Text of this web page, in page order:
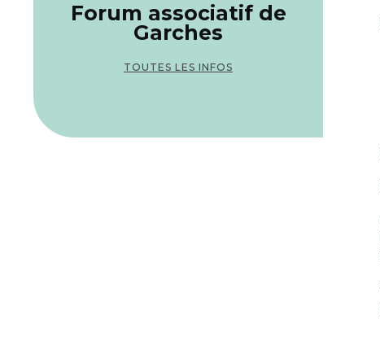
Forum associatif de
Garches
TOUTES LES INFOS